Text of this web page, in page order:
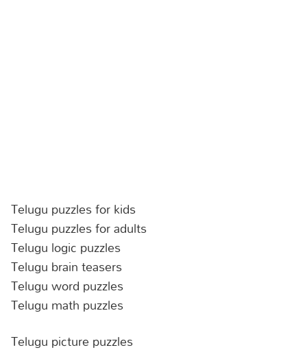
Telugu puzzles for kids
Telugu puzzles for adults
Telugu logic puzzles
Telugu brain teasers
Telugu word puzzles
Telugu math puzzles
Telugu picture puzzles